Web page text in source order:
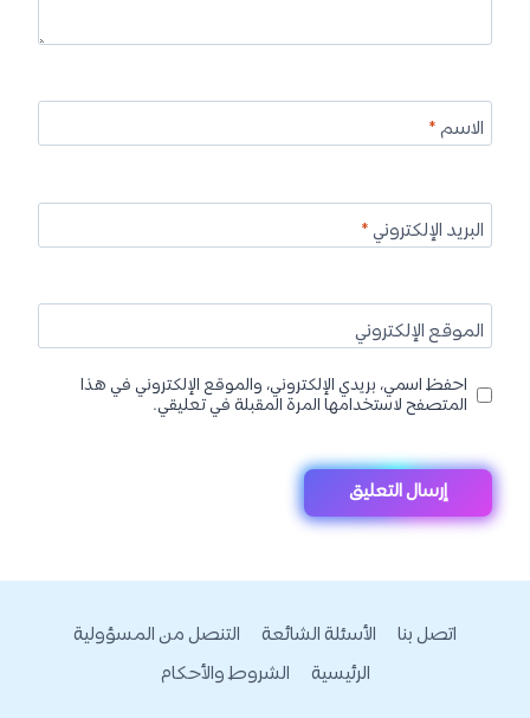
الاسم*
البريد الإلكتروني*
الموقع الإلكتروني
احفظ اسمي، بريدي الإلكتروني، والموقع الإلكتروني في هذا
المتصفح لاستخدامها المرة المقبلة في تعليقي.
اتصل بنا الأسئلة الشائعة
التنصل من المسؤولية
الرئيسية
الشروط والأحكام